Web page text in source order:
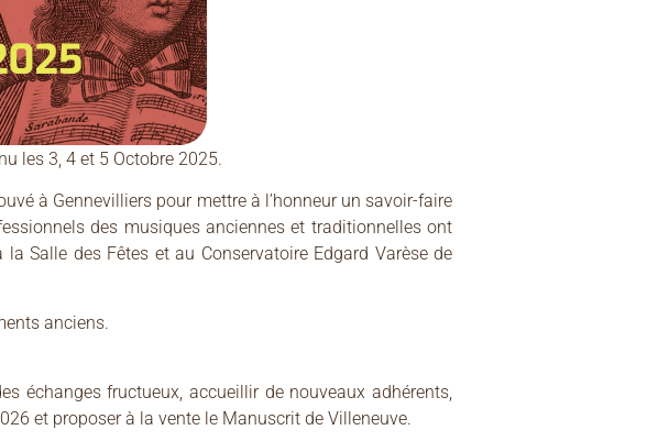
les 3, 4 et 5 Octobre 2025.
à Gennevilliers pour mettre à l’honneur un savoir-faire
des musiques anciennes et traditionnelles ont
Salle des Fêtes et au Conservatoire Edgard Varèse de
anciens.
échanges fructueux, accueillir de nouveaux adhérents,
et proposer à la vente le Manuscrit de Villeneuve.